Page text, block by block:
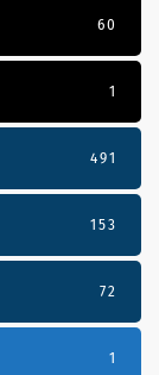
60
1
491
153
72
1